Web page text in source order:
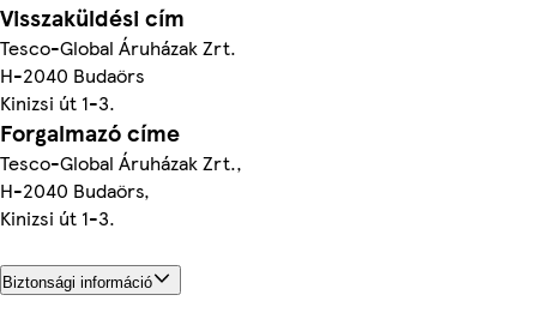
Visszaküldési cím
Tesco-Global Áruházak Zrt.
H-2040 Budaörs
Kinizsi út 1-3.
Forgalmazó címe
Tesco-Global Áruházak Zrt.,
H-2040 Budaörs,
Kinizsi út 1-3.
Biztonsági információ